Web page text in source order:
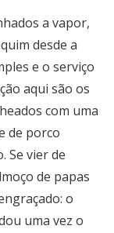
a vapor,
desde a
e o serviço
aqui são os
com uma
de porco
Se vier de
de papas
o
uma vez o